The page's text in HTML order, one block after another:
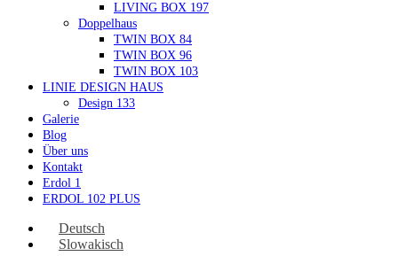
LIVING BOX 197
Doppelhaus
TWIN BOX 84
TWIN BOX 96
TWIN BOX 103
LINIE DESIGN HAUS
Design 133
Galerie
Blog
Über uns
Kontakt
Erdol 1
ERDOL 102 PLUS
Deutsch
Slowakisch